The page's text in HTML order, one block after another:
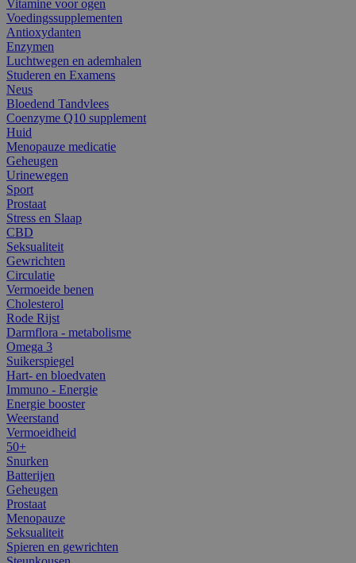
Vitamine voor ogen
Voedingssupplementen
Antioxydanten
Enzymen
Luchtwegen en ademhalen
Studeren en Examens
Neus
Bloedend Tandvlees
Coenzyme Q10 supplement
Huid
Menopauze medicatie
Geheugen
Urinewegen
Sport
Prostaat
Stress en Slaap
CBD
Seksualiteit
Gewrichten
Circulatie
Vermoeide benen
Cholesterol
Rode Rijst
Darmflora - metabolisme
Omega 3
Suikerspiegel
Hart- en bloedvaten
Immuno - Energie
Energie booster
Weerstand
Vermoeidheid
50+
Snurken
Batterijen
Geheugen
Prostaat
Menopauze
Seksualiteit
Spieren en gewrichten